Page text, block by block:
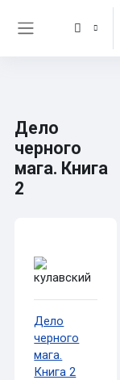
Перейти к
Дело
черного
мага. Книга
2
Дело
черного
мага.
Книга 2